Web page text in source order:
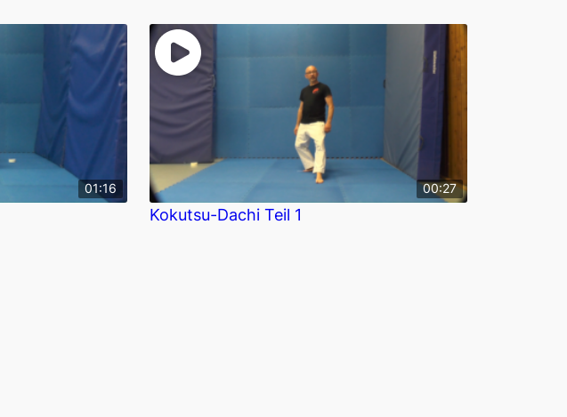
01:16 00:27
Kokutsu-Dachi Teil 1